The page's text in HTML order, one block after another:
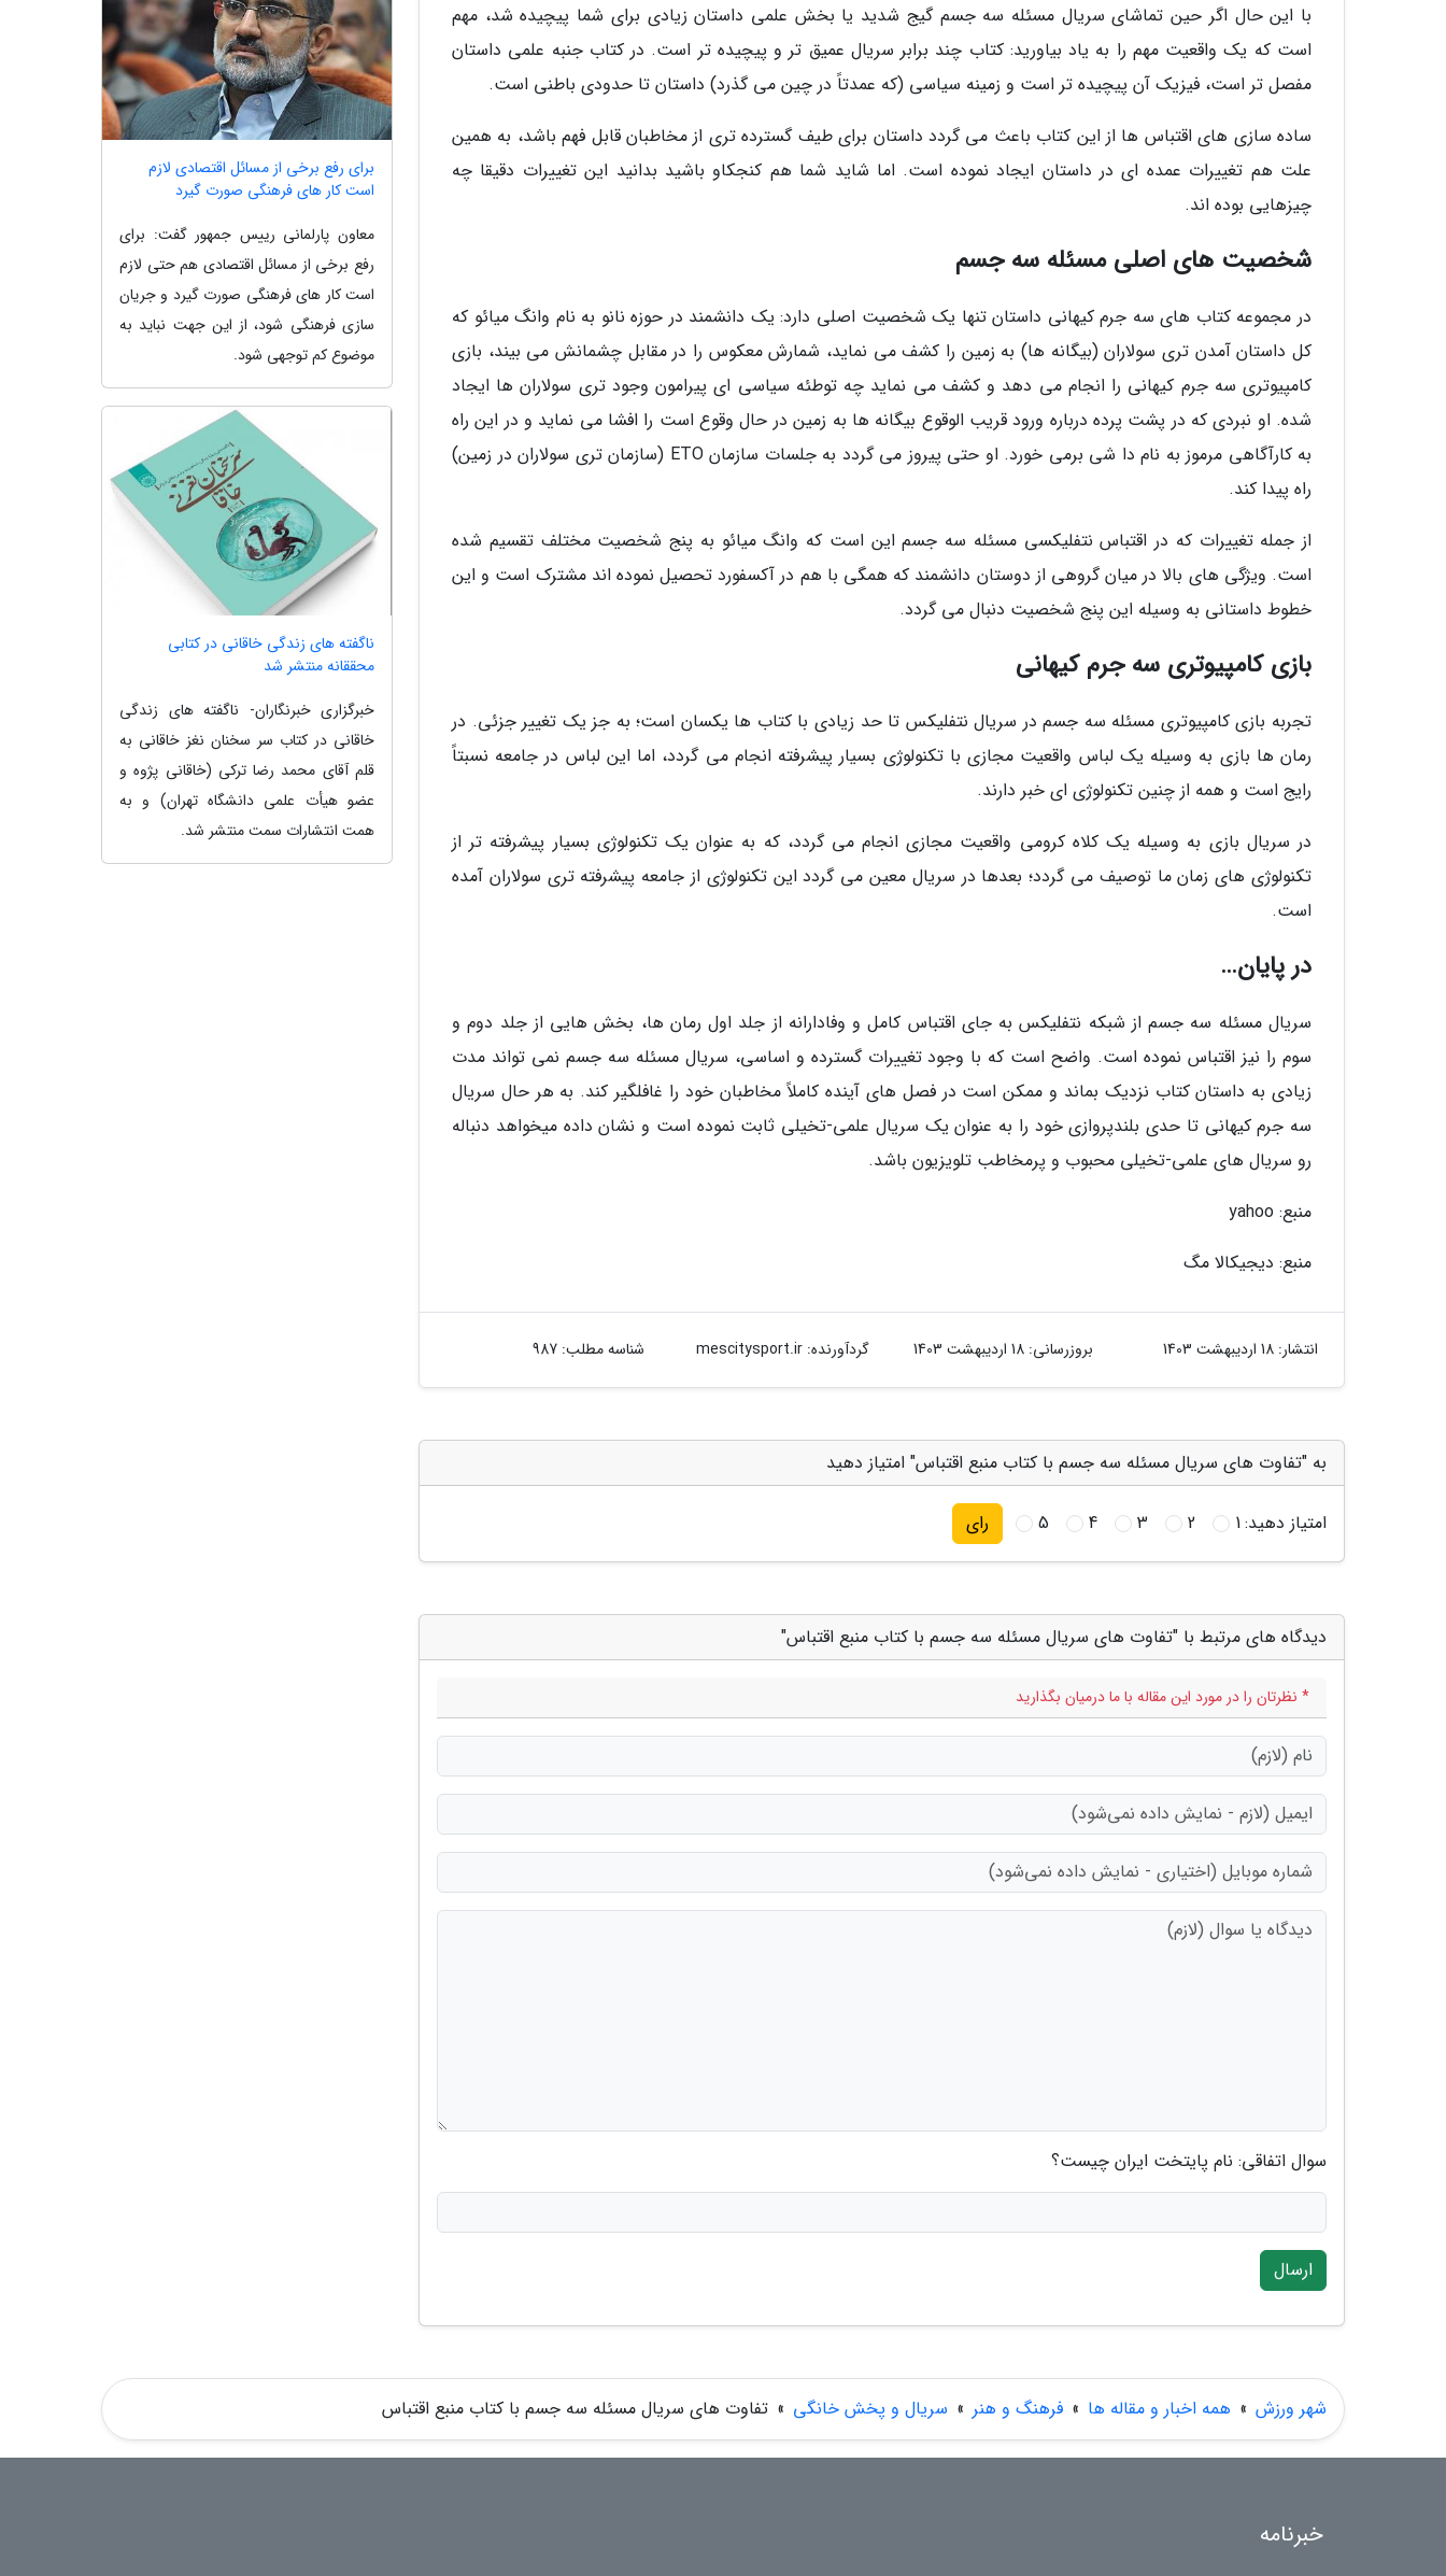
با این حال اگر حین تماشای سریال مسئله سه جسم گیج شدید یا بخش علمی داستان زیادی برای شما پیچیده شد، مهم
است که یک واقعیت مهم را به یاد بیاورید: کتاب چند برابر سریال عمیق تر و پیچیده تر است. در کتاب جنبه علمی داستان
مفصل تر است، فیزیک آن پیچیده تر است و زمینه سیاسی (که عمدتاً در چین می گذرد) داستان تا حدودی باطنی است.
ساده سازی های اقتباس ها از این کتاب باعث می گردد داستان برای طیف گسترده تری از مخاطبان قابل فهم باشد، به همین
علت هم تغییرات عمده ای در داستان ایجاد نموده است. اما شاید شما هم کنجکاو باشید بدانید این تغییرات دقیقا چه
چیزهایی بوده اند.
شخصیت های اصلی مسئله سه جسم
در مجموعه کتاب های سه جرم کیهانی داستان تنها یک شخصیت اصلی دارد: یک دانشمند در حوزه نانو به نام وانگ میائو که
کل داستان آمدن تری سولاران (بیگانه ها) به زمین را کشف می نماید، شمارش معکوس را در مقابل چشمانش می بیند، بازی
کامپیوتری سه جرم کیهانی را انجام می دهد و کشف می نماید چه توطئه سیاسی ای پیرامون وجود تری سولاران ها ایجاد
شده. او نبردی که در پشت پرده درباره ورود قریب الوقوع بیگانه ها به زمین در حال وقوع است را افشا می نماید و در این راه
به کارآگاهی مرموز به نام دا شی برمی خورد. او حتی پیروز می گردد به جلسات سازمان ETO (سازمان تری سولاران در زمین)
راه پیدا کند.
از جمله تغییرات که در اقتباس نتفلیکسی مسئله سه جسم این است که وانگ میائو به پنج شخصیت مختلف تقسیم شده
است. ویژگی های بالا در میان گروهی از دوستان دانشمند که همگی با هم در آکسفورد تحصیل نموده اند مشترک است و این
خطوط داستانی به وسیله این پنج شخصیت دنبال می گردد.
بازی کامپیوتری سه جرم کیهانی
تجربه بازی کامپیوتری مسئله سه جسم در سریال نتفلیکس تا حد زیادی با کتاب ها یکسان است؛ به جز یک تغییر جزئی. در
رمان ها بازی به وسیله یک لباس واقعیت مجازی با تکنولوژی بسیار پیشرفته انجام می گردد، اما این لباس در جامعه نسبتاً
رایج است و همه از چنین تکنولوژی ای خبر دارند.
در سریال بازی به وسیله یک کلاه کرومی واقعیت مجازی انجام می گردد، که به عنوان یک تکنولوژی بسیار پیشرفته تر از
تکنولوژی های زمان ما توصیف می گردد؛ بعدها در سریال معین می گردد این تکنولوژی از جامعه پیشرفته تری سولاران آمده
است.
در پایان…
سریال مسئله سه جسم از شبکه نتفلیکس به جای اقتباس کامل و وفادارانه از جلد اول رمان ها، بخش هایی از جلد دوم و
سوم را نیز اقتباس نموده است. واضح است که با وجود تغییرات گسترده و اساسی، سریال مسئله سه جسم نمی تواند مدت
زیادی به داستان کتاب نزدیک بماند و ممکن است در فصل های آینده کاملاً مخاطبان خود را غافلگیر کند. به هر حال سریال
سه جرم کیهانی تا حدی بلندپروازی خود را به عنوان یک سریال علمی-تخیلی ثابت نموده است و نشان داده میخواهد دنباله
رو سریال های علمی-تخیلی محبوب و پرمخاطب تلویزیون باشد.
منبع: yahoo
منبع: دیجیکالا مگ
انتشار: 18 اردیبهشت 1403 بروزرسانی: 18 اردیبهشت 1403 گردآورنده:mescitysport.ir شناسه مطلب: 987
به "تفاوت های سریال مسئله سه جسم با کتاب منبع اقتباس" امتیاز دهید
امتیاز دهید:1
2
3
4
5 رای
دیدگاه های مرتبط با "تفاوت های سریال مسئله سه جسم با کتاب منبع اقتباس"
* نظرتان را در مورد این مقاله با ما درمیان بگذارید
سوال اتفاقی: نام پایتخت ایران چیست؟
ارسال
برای رفع برخی از مسائل اقتصادی لازم
است کار های فرهنگی صورت گیرد
معاون پارلمانی رییس جمهور گفت: برای
رفع برخی از مسائل اقتصادی هم حتی لازم
است کار های فرهنگی صورت گیرد و جریان
سازی فرهنگی شود، از این جهت نباید به
موضوع کم توجهی شود.
ناگفته های زندگی خاقانی در کتابی
محققانه منتشر شد
خبرگزاری خبرنگاران- ناگفته های زندگی
خاقانی در کتاب سر سخنان نغز خاقانی به
قلم آقای محمد رضا ترکی (خاقانی پژوه و
عضو هیأت علمی دانشگاه تهران) و به
همت انتشارات سمت منتشر شد.
شهر ورزش » همه اخبار و مقاله ها » فرهنگ و هنر » سریال و پخش خانگی » تفاوت های سریال مسئله سه جسم با کتاب منبع اقتباس
خبرنامه